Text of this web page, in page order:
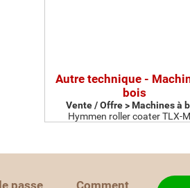
Autre technique -
bois
Vente / Offre > Machines à
Hymmen roller coater TLX-
passe
Comment